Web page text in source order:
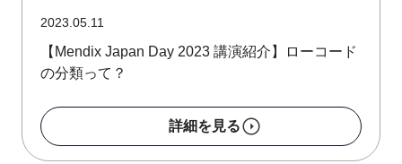
2023.05.11
【Mendix Japan Day 2023 講演紹介】ローコード
の分類って？
詳細を見る